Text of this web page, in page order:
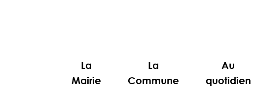
La
Mairie
La
Commune
Au
quotidien